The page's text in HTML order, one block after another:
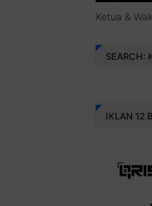
Ketua &
SEARCH:
IKLAN 12